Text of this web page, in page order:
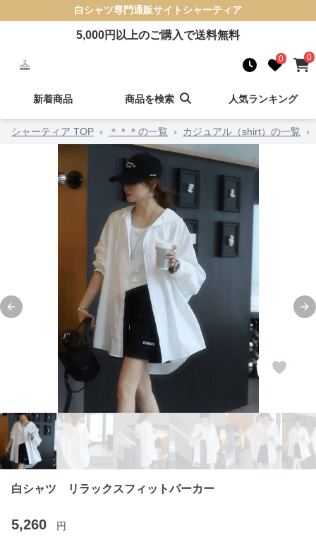
白シャツ専門通販サイト シャーティア
5,000円以上のご購入で送料無料
0 0
新着商品 商品を検索 人気ランキング
シャーティア TOP › ＊＊＊の一覧 › カジュアル（shirt）の一覧 ›
Previous slide
白シャツ リラックスフィットパーカー
5,260 円